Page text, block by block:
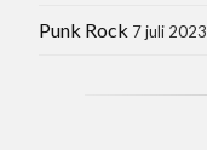
Punk Rock 7 juli 2023